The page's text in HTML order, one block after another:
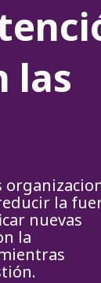
las
la
nuevas
la